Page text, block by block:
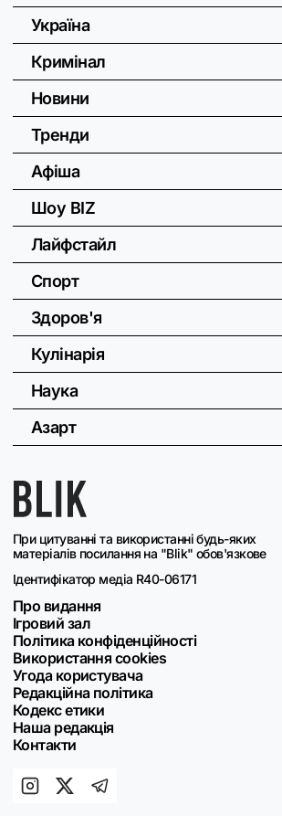
При цитуванні та використанні будь-яких
матеріалів посилання на "Blik" обов'язкове
Ідентифікатор медіа R40-06171
Про видання
Ігровий зал
Політика конфіденційності
Використання cookies
Угода користувача
Редакційна політика
Кодекс етики
Наша редакція
Контакти
Україна
Кримінал
Новини
Тренди
Афіша
Шоу BIZ
Лайфстайл
Спорт
Здоров'я
Кулінарія
Наука
Азарт